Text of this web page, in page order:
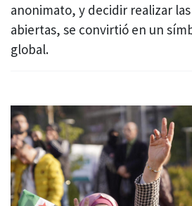
anonimato, y decidir realizar
abiertas, se convirtió en un
global.